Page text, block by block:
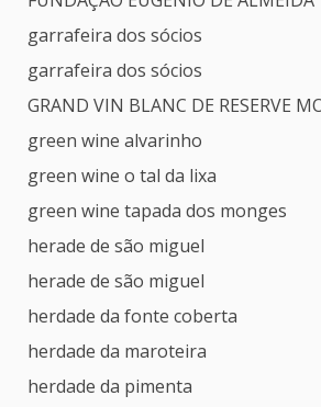
garrafeira dos sócios
garrafeira dos sócios
GRAND VIN BLANC DE RESERVE
green wine alvarinho
green wine o tal da lixa
green wine tapada dos monges
herade de são miguel
herade de são miguel
herdade da fonte coberta
herdade da maroteira
herdade da pimenta